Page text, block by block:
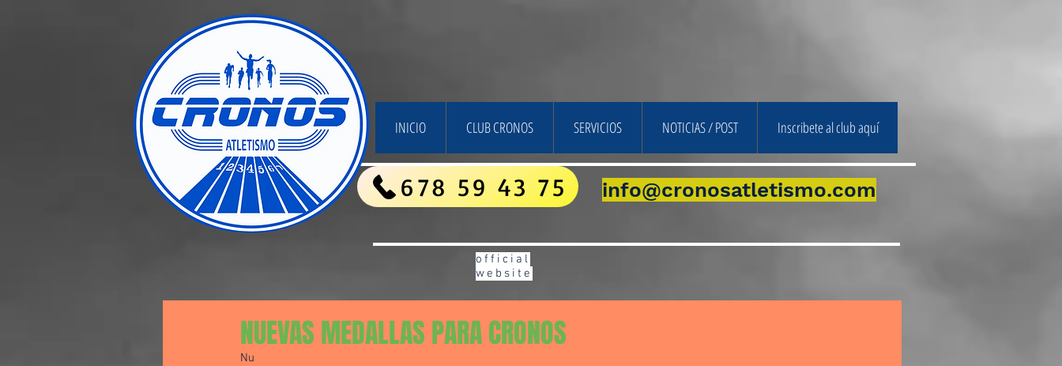
INICIO CLUB CRONOS SERVICIOS NOTICIAS / POST Inscribete al club aquí
info@cronosatletismo.com
678 59 43 75
official
website
NUEVAS MEDALLAS PARA CRONOS
Nu